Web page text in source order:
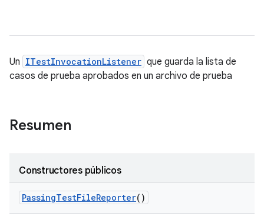
Un ITestInvocationListener que guarda la lista de
casos de prueba aprobados en un archivo de prueba
Resumen
Constructores públicos
PassingTestFileReporter()